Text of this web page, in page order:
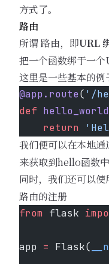
方式了。
路由
所谓 路由，即URL
把一个函数绑于一个
这里是一些基本的例
@app.route( '/
def hello_world
    return
我们便可以在本地通
来获取到hello函数中
同时，我们还可以使
路由的注册
from flask
app = Flask(